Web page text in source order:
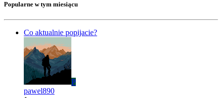
Popularne w tym miesiącu
Co aktualnie popijacie?
P
pawel890